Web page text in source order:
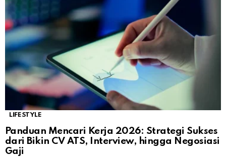
LIFESTYLE
Panduan Mencari Kerja 2026: Strategi Sukses
dari Bikin CV ATS, Interview, hingga Negosiasi
Gaji